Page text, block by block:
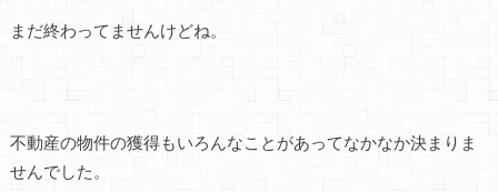
まだ終わってませんけどね。
不動産の物件の獲得もいろんなことがあってなかなか決まりま
せんでした。